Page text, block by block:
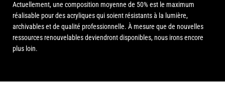
Actuellement, une composition moyenne de 50% est le maximum
réalisable pour des acryliques qui soient résistants à la lumière,
archivables et de qualité professionnelle. À mesure que de nouvelles
ressources renouvelables deviendront disponibles, nous irons encore
plus loin.